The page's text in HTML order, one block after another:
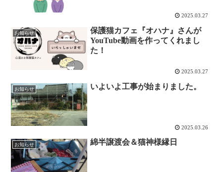
2025.03.27
お知らせ
保護猫カフェ『オハナ』さんが
YouTube動画を作ってくれまし
た！
2025.03.27
お知らせ いよいよ工事が始まりました。
2025.03.26
お知らせ 綿半譲渡会＆猫神様縁日